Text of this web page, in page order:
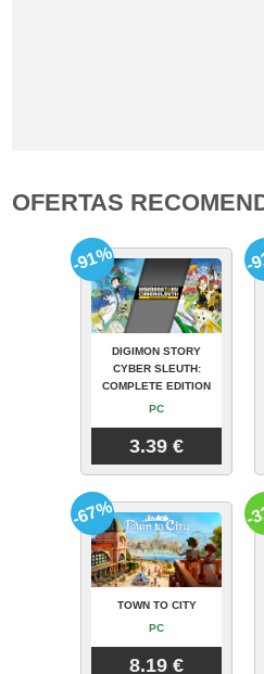
OFERTAS
DIGIMON STORY
CYBER SLEUTH:
COMPLETE EDITION
PC
3.39 €
-91% -
TOWN TO CITY
PC
8.19 €
-67% -